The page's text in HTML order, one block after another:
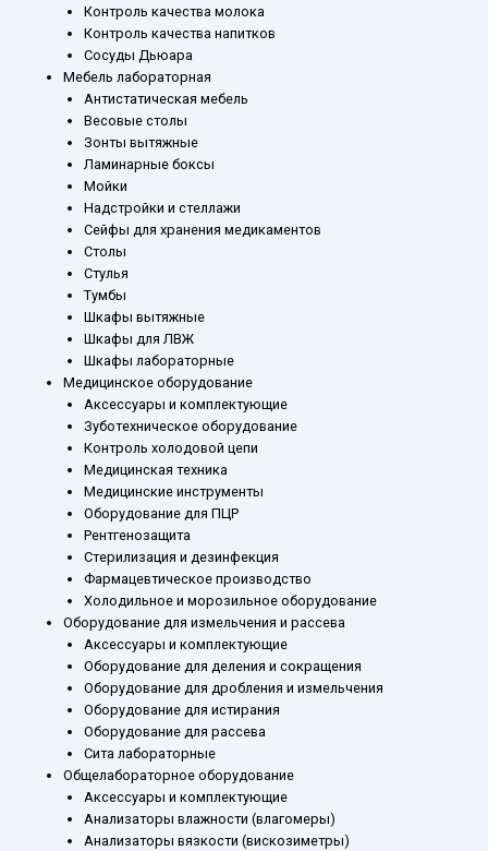
Контроль качества молока
Контроль качества напитков
Сосуды Дьюара
Мебель лабораторная
Антистатическая мебель
Весовые столы
Зонты вытяжные
Ламинарные боксы
Мойки
Надстройки и стеллажи
Сейфы для хранения медикаментов
Столы
Стулья
Тумбы
Шкафы вытяжные
Шкафы для ЛВЖ
Шкафы лабораторные
Медицинское оборудование
Аксессуары и комплектующие
Зуботехническое оборудование
Контроль холодовой цепи
Медицинская техника
Медицинские инструменты
Оборудование для ПЦР
Рентгенозащита
Стерилизация и дезинфекция
Фармацевтическое производство
Холодильное и морозильное оборудование
Оборудование для измельчения и рассева
Аксессуары и комплектующие
Оборудование для деления и сокращения
Оборудование для дробления и измельчения
Оборудование для истирания
Оборудование для рассева
Сита лабораторные
Общелабораторное оборудование
Аксессуары и комплектующие
Анализаторы влажности (влагомеры)
Анализаторы вязкости (вискозиметры)